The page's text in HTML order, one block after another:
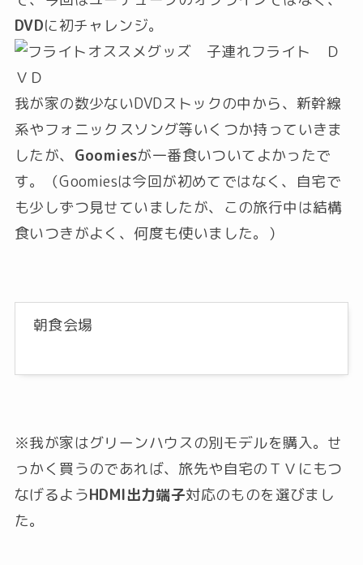
DVDに初チャレンジ。
我が家の数少ないDVDストックの中から、新幹線
系やフォニックスソング等いくつか持っていきま
したが、 Goomiesが一番食いついてよかったで
す。（Goomiesは今回が初めてではなく、自宅で
も少しずつ見せていましたが、この旅行中は結構
食いつきがよく、何度も使いました。）
朝食会場
※我が家はグリーンハウスの別モデルを購入。せ
っかく買うのであれば、旅先や自宅のＴＶにもつ
なげるようHDMI出力端子対応のものを選びまし
た。